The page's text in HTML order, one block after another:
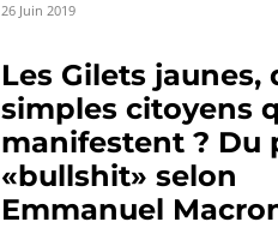
26 Juin 2019
Les Gilets jaunes,
simples citoyens
manifestent ? Du
«bullshit» selon
Emmanuel